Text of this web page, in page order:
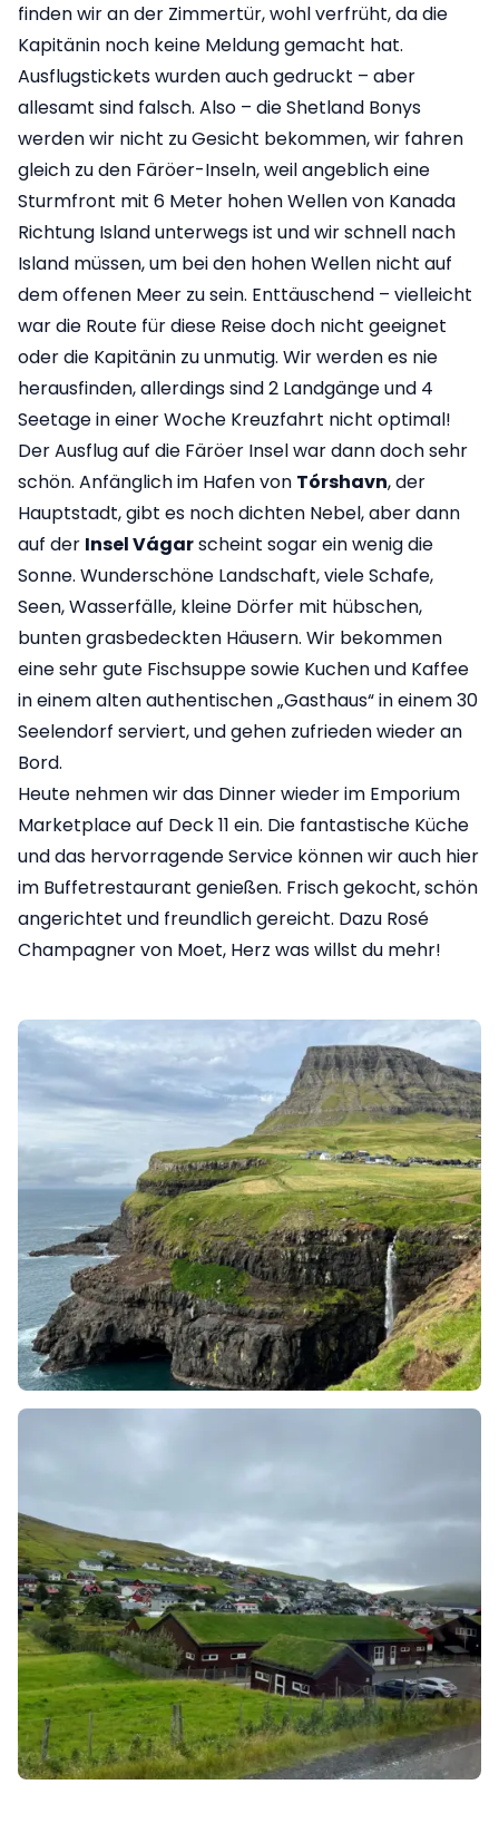
finden wir an der Zimmertür, wohl verfrüht, da die
Kapitänin noch keine Meldung gemacht hat.
Ausflugstickets wurden auch gedruckt – aber
allesamt sind falsch. Also – die Shetland Bonys
werden wir nicht zu Gesicht bekommen, wir fahren
gleich zu den Färöer-Inseln, weil angeblich eine
Sturmfront mit 6 Meter hohen Wellen von Kanada
Richtung Island unterwegs ist und wir schnell nach
Island müssen, um bei den hohen Wellen nicht auf
dem offenen Meer zu sein. Enttäuschend – vielleicht
war die Route für diese Reise doch nicht geeignet
oder die Kapitänin zu unmutig. Wir werden es nie
herausfinden, allerdings sind 2 Landgänge und 4
Seetage in einer Woche Kreuzfahrt nicht optimal!
Der Ausflug auf die Färöer Insel war dann doch sehr
schön. Anfänglich im Hafen von Tórshavn, der
Hauptstadt, gibt es noch dichten Nebel, aber dann
auf der Insel Vágarscheint sogar ein wenig die
Sonne. Wunderschöne Landschaft, viele Schafe,
Seen, Wasserfälle, kleine Dörfer mit hübschen,
bunten grasbedeckten Häusern. Wir bekommen
eine sehr gute Fischsuppe sowie Kuchen und Kaffee
in einem alten authentischen „Gasthaus“ in einem 30
Seelendorf serviert, und gehen zufrieden wieder an
Bord.
Heute nehmen wir das Dinner wieder im Emporium
Marketplace auf Deck 11 ein. Die fantastische Küche
und das hervorragende Service können wir auch hier
im Buffetrestaurant genießen. Frisch gekocht, schön
angerichtet und freundlich gereicht. Dazu Rosé
Champagner von Moet, Herz was willst du mehr!